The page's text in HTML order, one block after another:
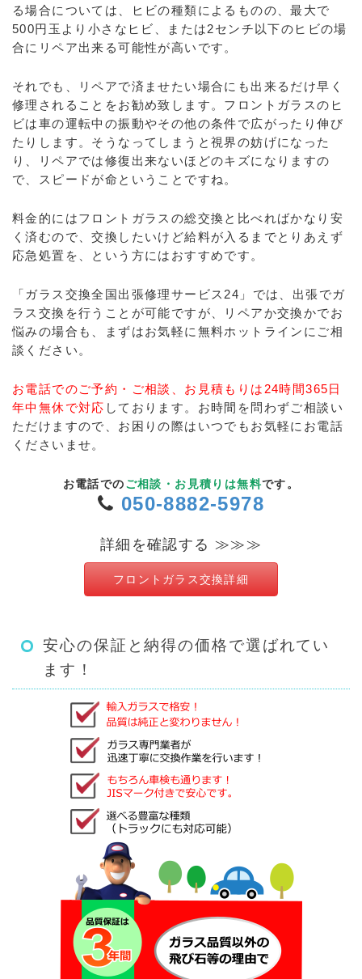
る場合については、ヒビの種類によるものの、最大で
500円玉より小さなヒビ、または2センチ以下のヒビの場
合にリペア出来る可能性が高いです。
それでも、リペアで済ませたい場合にも出来るだけ早く
修理されることをお勧め致します。フロントガラスのヒ
ビは車の運転中の振動やその他の条件で広がったり伸び
たりします。そうなってしまうと視界の妨げになった
り、リペアでは修復出来ないほどのキズになりますの
で、スピードが命ということですね。
料金的にはフロントガラスの総交換と比べればかなり安
く済むので、交換したいけど給料が入るまでとりあえず
応急処置を、という方にはおすすめです。
「ガラス交換全国出張修理サービス24」では、出張でガ
ラス交換を行うことが可能ですが、リペアか交換かでお
悩みの場合も、まずはお気軽に無料ホットラインにご相
談ください。
お電話でのご予約・ご相談、お見積もりは24時間365日
年中無休で対応 しております。お時間を問わずご相談い
ただけますので、お困りの際はいつでもお気軽にお電話
くださいませ。
お電話での ご相談・お見積りは無料です。
050-8882-5978
詳細を確認する ≫≫≫
フロントガラス交換詳細
安心の保証と納得の価格で選ばれてい
ます！